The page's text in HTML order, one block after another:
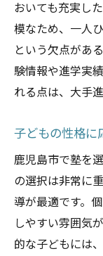
おいても充実し
模なため、一人
という欠点があ
験情報や進学実
れる点は、大手
子どもの性格に
鹿児島市で塾を
の選択は非常に
導が最適です。
しやすい雰囲気
的な子どもには